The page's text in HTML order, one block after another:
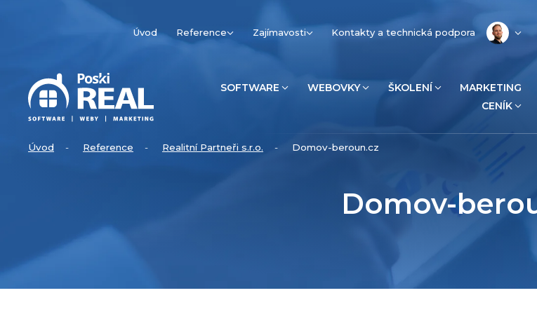
SOFTWARE WEBOVKY ŠKOLENÍ
MARKETING
CENÍK
Úvod Reference Zajímavosti Kontakty a technická podpora
Úvod Reference Realitní Partneři s.r.o. Domov-beroun.cz
Domov-